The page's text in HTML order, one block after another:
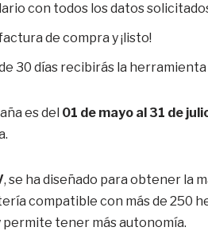
con todos los datos
de compra y ¡listo!
30 días recibirás la
es del 01 de mayo al 31 de
, se ha diseñado para obtener la
compatible con más de 250
tener más autonomía.